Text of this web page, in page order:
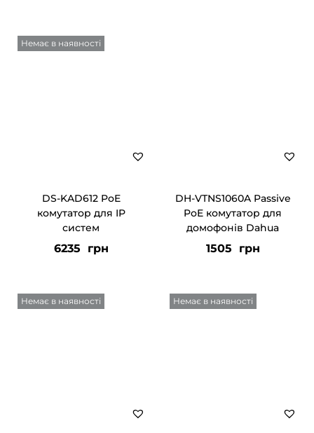
Немає в наявності
DS-KAD612 PoE
комутатор для IP
систем
6235 грн
DH-VTNS1060A Passive
PoE комутатор для
домофонів Dahua
1505 грн
Немає в наявності Немає в наявності